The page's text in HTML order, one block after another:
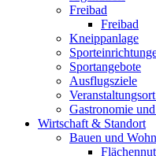
Freibad
Freibad
Kneippanlage
Sportangebote
Ausflugsziele
Gastronomie
Wirtschaft & Standort
Bauen und